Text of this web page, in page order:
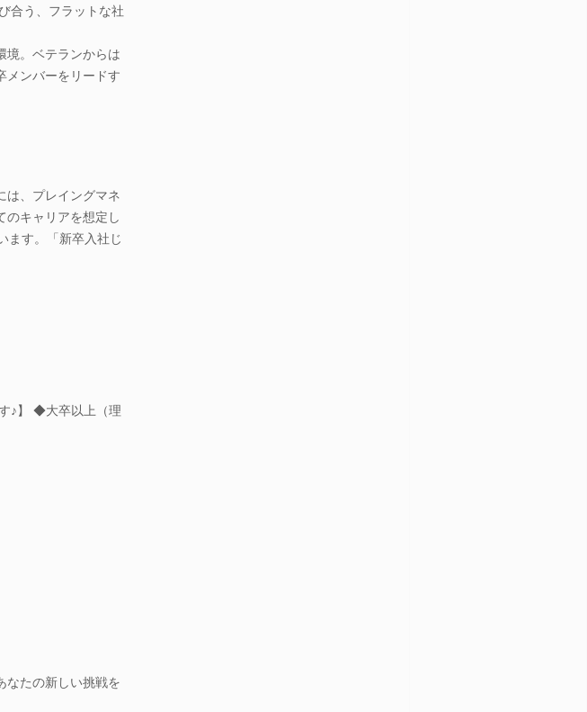
合う、フラットな社
境。ベテランからは
メンバーをリードす
は、プレイングマネ
のキャリアを想定し
ます。「新卒入社じ
♪】 ◆大卒以上（理
なたの新しい挑戦を